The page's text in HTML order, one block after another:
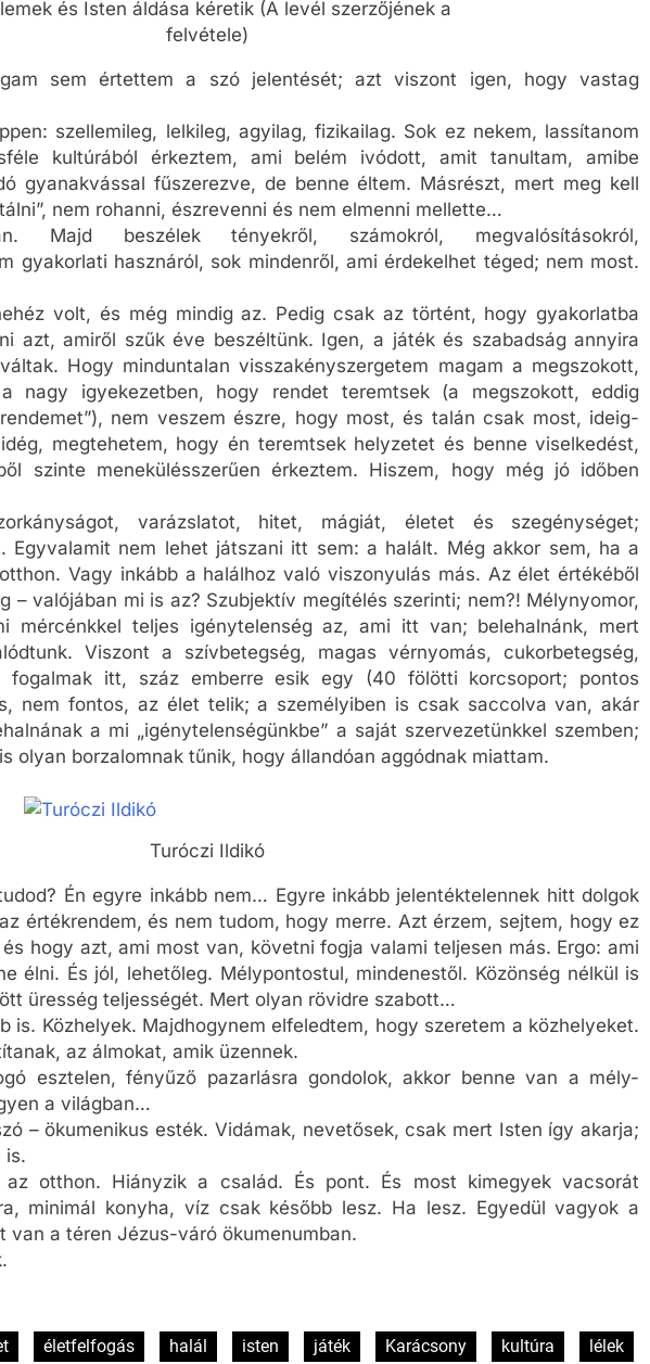
és Isten áldása kéretik (A levél szerzőjének a
felvétele)
sem értettem a szó jelentését; azt viszont igen, hogy vastag
szellemileg, lelkileg, agyilag, fizikailag. Sok ez nekem, lassítanom
kultúrából érkeztem, ami belém ivódott, amit tanultam, amibe
gyanakvással fűszerezve, de benne éltem. Másrészt, mert meg kell
nem rohanni, észrevenni és nem elmenni mellette…
Majd beszélek tényekről, számokról, megvalósításokról,
gyakorlati hasznáról, sok mindenről, ami érdekelhet téged; nem most.
volt, és még mindig az. Pedig csak az történt, hogy gyakorlatba
azt, amiről szűk éve beszéltünk. Igen, a játék és szabadság annyira
Hogy minduntalan visszakényszergetem magam a megszokott,
nagy igyekezetben, hogy rendet teremtsek (a megszokott, eddig
nem veszem észre, hogy most, és talán csak most, ideig-
megtehetem, hogy én teremtsek helyzetet és benne viselkedést,
szinte menekülésszerűen érkeztem. Hiszem, hogy még jó időben
varázslatot, hitet, mágiát, életet és szegénységet;
Egyvalamit nem lehet játszani itt sem: a halált. Még akkor sem, ha a
Vagy inkább a halálhoz való viszonyulás más. Az élet értékéből
– valójában mi is az? Szubjektív megítélés szerinti; nem?! Mélynyomor,
mércénkkel teljes igénytelenség az, ami itt van; belehalnánk, mert
Viszont a szívbetegség, magas vérnyomás, cukorbetegség,
fogalmak itt, száz emberre esik egy (40 fölötti korcsoport; pontos
nem fontos, az élet telik; a személyiben is csak saccolva van, akár
a mi „igénytelenségünkbe” a saját szervezetünkkel szemben;
olyan borzalomnak tűnik, hogy állandóan aggódnak miattam.
Turóczi Ildikó
Én egyre inkább nem… Egyre inkább jelentéktelennek hitt dolgok
értékrendem, és nem tudom, hogy merre. Azt érzem, sejtem, hogy ez
hogy azt, ami most van, követni fogja valami teljesen más. Ergo: ami
élni. És jól, lehetőleg. Mélypontostul, mindenestől. Közönség nélkül is
üresség teljességét. Mert olyan rövidre szabott…
is. Közhelyek. Majdhogynem elfeledtem, hogy szeretem a közhelyeket.
az álmokat, amik üzennek.
esztelen, fényűző pazarlásra gondolok, akkor benne van a mély-
a világban…
– ökumenikus esték. Vidámak, nevetősek, csak mert Isten így akarja;
is.
az otthon. Hiányzik a család. És pont. És most kimegyek vacsorát
minimál konyha, víz csak később lesz. Ha lesz. Egyedül vagyok a
van a téren Jézus-váró ökumenumban.
életfelfogás halál isten játék Karácsony kultúra
lélek